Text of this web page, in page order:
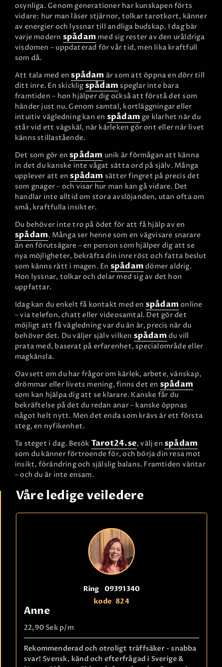
osynliga. Genom generationer har kunskapen förts
vidare: hur man läser stjärnor, tolkar tarotkort, känner
av energier och lyssnar till andliga budskap. I dag bär
varje modern spådam med sig rester av den uråldriga
visdomen – uppdaterad för vår tid, men lika kraftfull
som då.
Att tala med enspådam är som att öppna en dörr till
ditt inre. En skicklig spådam speglar inte bara
framtiden – hon hjälper dig också att förstå det som
händer just nu. Genom samtal, kortläggningar eller
intuitiv vägledning kan en spådam ge klarhet när du
står vid ett vägskäl, när kärleken gör ont eller när livet
känns stillastående.
Det som gör enspådam unik är förmågan att känna
in det du kanske inte vågat sätta ord på själv. Många
upplever att enspådam sätter fingret på precis det
som gnager – och visar hur man kan gå vidare. Det
handlar inte alltid om stora avslöjanden, utan ofta om
små, kraftfulla insikter.
Du behöver inte tro på ödet för att få hjälp av en
spådam. Många ser henne som en vägvisare snarare
än en förutsägare – en person som hjälper dig att se
nya möjligheter, bekräfta din inre röst och fatta beslut
som känns rätt i magen. En spådam dömer aldrig.
Hon lyssnar, tolkar och delar med sig av det hon
uppfattar.
Idag kan du enkelt få kontakt med en spådam online
– via telefon, chatt eller videosamtal. Det gör det
möjligt att få vägledning var du än är, precis när du
behöver det. Du väljer själv vilken spådam du vill
prata med, baserat på erfarenhet, specialområde eller
magkänsla.
Oavsett om du har frågor om kärlek, arbete, vänskap,
drömmar eller livets mening, finns det en spådam
som kan hjälpa dig att se klarare. Kanske får du
bekräftelse på det du redan anar – kanske öppnas
något helt nytt. Men det enda som krävs är ett första
steg, en nyfikenhet.
Ta steget i dag. Besök Tarot24.se, välj enspådam
som du känner förtroende för, och börja din resa mot
insikt, förändring och själslig balans. Framtiden väntar
– och du är inte ensam.
Våre ledige veiledere
Ring 09391340
kode 824
Anne
22,90 Sek p/m
Rekommenderad och otroligt träffsäker - snabba
svar! Svensk, känd och efterfrågad i Sverige &